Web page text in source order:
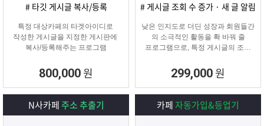
# 타깃 게시글 복사/등록
특정 대상카페의 타겟아이디로
작성한 게시글을 지정한 게시판에
복사/등록해주는 프로그램
800,000 원
# 게시글 조회 수 증가 · 새 글 알림
낮은 인지도로 더딘 성장과 회원들간
의 소극적인 활동을 확 바꿔 줄
프로그램으로, 특정 게시글의 조회
카테고리에 새 글 알림 표시기능!
299,000 원
N사카페주소 추출기 카페자동가입&등업기